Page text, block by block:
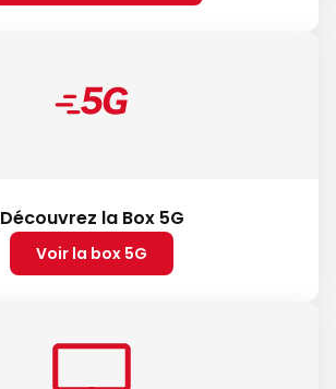
Découvrez la Box 5G
Voir la box 5G